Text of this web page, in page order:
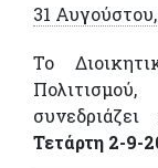
31
Το
Τετάρτη 2-9-